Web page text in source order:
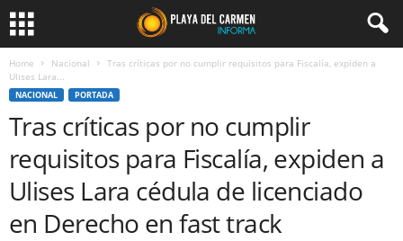
Home Nacional
Tras críticas por no cumplir requisitos para Fiscalía, expiden a
Ulises Lara...
NACIONAL PORTADA
Tras críticas por no cumplir
requisitos para Fiscalía, expiden a
Ulises Lara cédula de licenciado
en Derecho en fast track